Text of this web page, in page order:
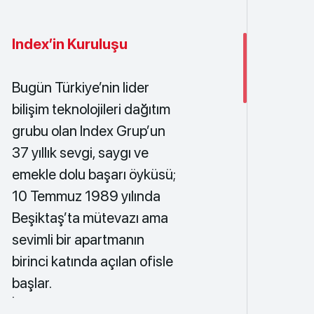
Index’in Kuruluşu
Bugün Türkiye’nin lider
bilişim teknolojileri dağıtım
grubu olan Index Grup’un
37 yıllık sevgi, saygı ve
emekle dolu başarı öyküsü;
10 Temmuz 1989 yılında
Beşiktaş’ta mütevazı ama
sevimli bir apartmanın
birinci katında açılan ofisle
başlar.